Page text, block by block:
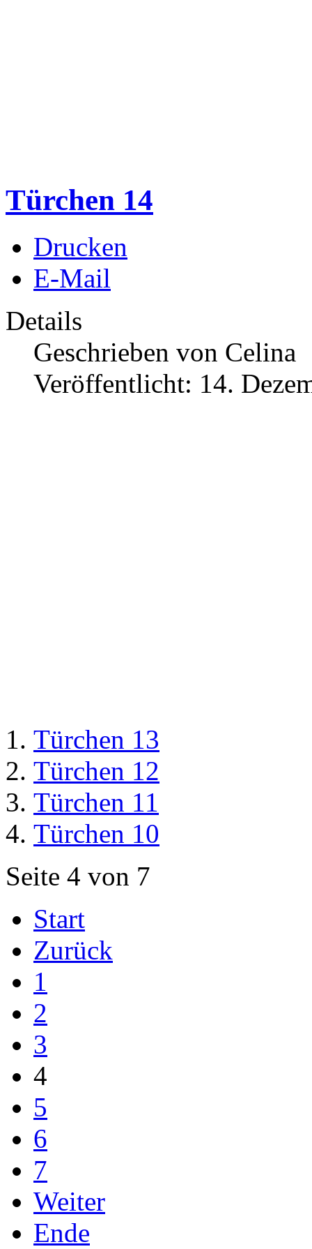
Türchen 14
Drucken
E-Mail
Details
Geschrieben von Celina
Veröffentlicht: 14.
Türchen 13
Türchen 12
Türchen 11
Türchen 10
Seite 4 von 7
Start
Zurück
1
2
3
4
5
6
7
Weiter
Ende